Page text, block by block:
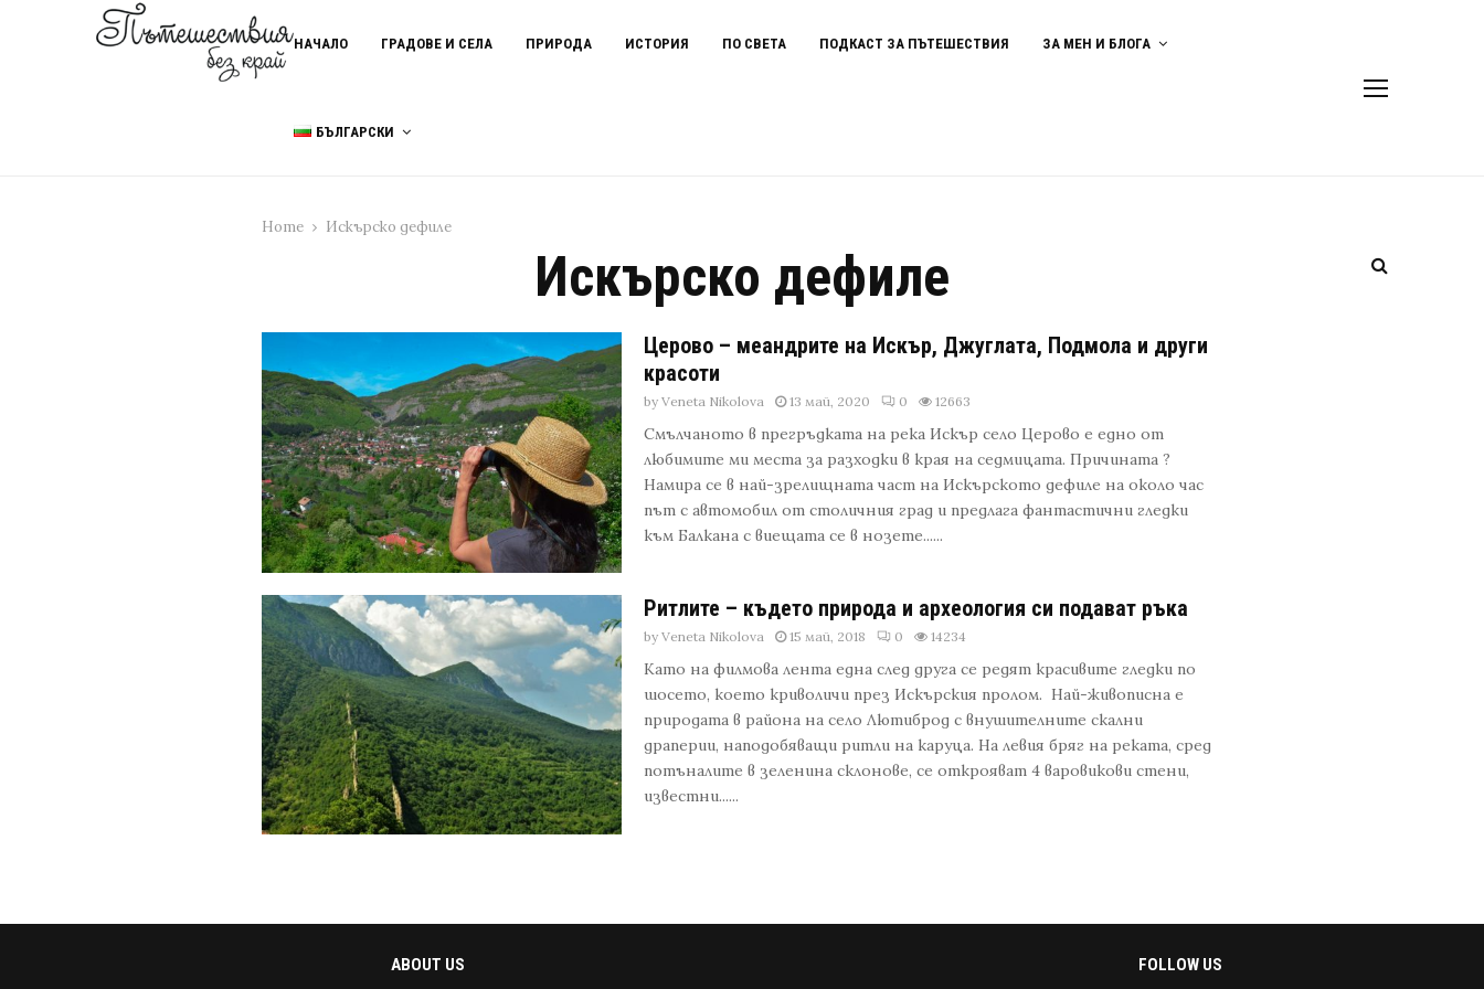
НАЧАЛО ГРАДОВЕ И СЕЛА ПРИРОДА ИСТОРИЯ ПО СВЕТА ПОДКАСТ ЗА ПЪТЕШЕСТВИЯ ЗА МЕН И БЛОГА
БЪЛГАРСКИ
Home Искърско дефиле
Искърско дефиле
Церово – меандрите на Искър, Джуглата, Подмола и други
красоти
byVeneta Nikolova 13 май, 2020 0 12663
Смълчаното в прегръдката на река Искър село Церово е едно от
любимите ми места за разходки в края на седмицата. Причината ?
Намира се в най-зрелищната част на Искърското дефиле на около час
път с автомобил от столичния град и предлага фантастични гледки
към Балкана с виещата се в нозете......
Ритлите – където природа и археология си подават ръка
byVeneta Nikolova 15 май, 2018 0 14234
Като на филмова лента една след друга се редят красивите гледки по
шосето, което криволичи през Искърския пролом. Най-живописна е
природата в района на село Лютиброд с внушителните скални
драперии, наподобяващи ритли на каруца. На левия бряг на реката, сред
потъналите в зеленина склонове, се открояват 4 варовикови стени,
известни......
ABOUT US FOLLOW US